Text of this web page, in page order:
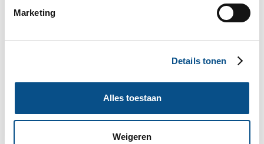
Marketing
Details tonen
Alles toestaan
Weigeren
Nieuwe incassowet
Overbedeling